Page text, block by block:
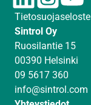
i
n
k
e
d
I
n
n
s
a
g
r
a
u
Tietosuojaseloste
Sintrol Oy
Ruosilantie 15
00390 Helsinki
09 5617 360
info@sintrol.com